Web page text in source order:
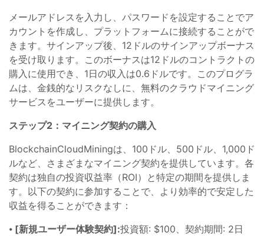
メールアドレスを入力し、パスワードを設定することでア
カウントを作成し、プラットフォームに接続することがで
きます。サインアップ後、12ドルのサインアップボーナス
を受け取ります。このボーナスは12ドルのコントラクトの
購入に使用でき、1日の収入は0.6ドルです。このプログラ
ムは、金銭的なリスクなしに、無料のクラウドマイニング
サービスをユーザーに提供します。
ステップ2：マイニング契約の購入
BlockchainCloudMiningは、100ドル、500ドル、1,000ド
ルなど、さまざまなマイニング契約を提供しています。各
契約は独自の投資収益率（ROI）と特定の期間を提供しま
す。以下の契約に参加することで、より効率的で安定した
収益を得ることができます：
⦁ [新規ユーザー体験契約]:投資額: $100、契約期間: 2日